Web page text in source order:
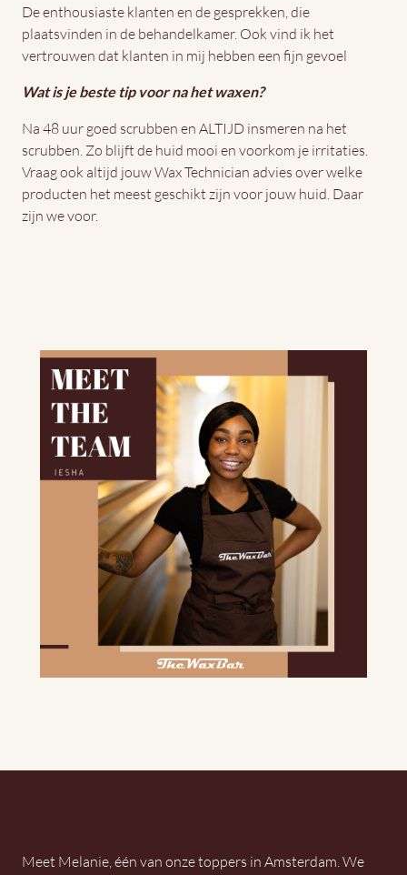
De enthousiaste klanten en de gesprekken, die
plaatsvinden in de behandelkamer. Ook vind ik het
vertrouwen dat klanten in mij hebben een fijn gevoel
Wat is je beste tip voor na het waxen?
Na 48 uur goed scrubben en ALTIJD insmeren na het
scrubben. Zo blijft de huid mooi en voorkom je irritaties.
Vraag ook altijd jouw Wax Technician advies over welke
producten het meest geschikt zijn voor jouw huid. Daar
zijn we voor.
Meet Melanie, één van onze toppers in Amsterdam. We